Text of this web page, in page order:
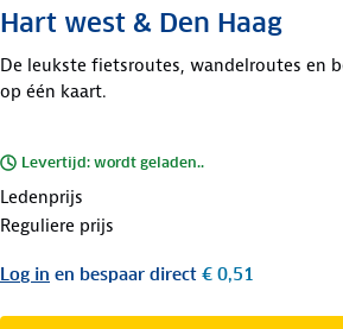
Hart west & Den Haag
De leukste fietsroutes, wandelroutes en
op één kaart.
Levertijd: wordt geladen..
Ledenprijs
Reguliere prijs
Log in en bespaar direct € 0,51